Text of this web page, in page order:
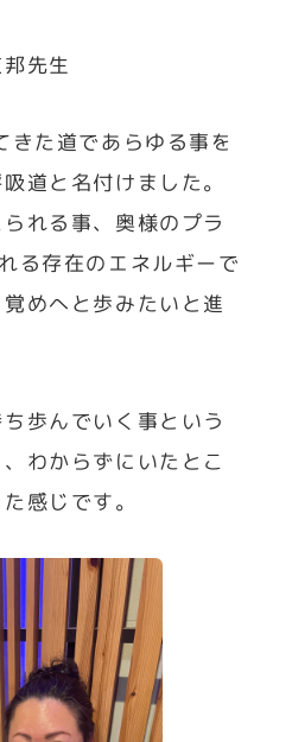
先生
た道であらゆる事を
道と名付けました。
れる事、奥様のプラ
る存在のエネルギーで
めへと歩みたいと進
歩んでいく事という
わからずにいたとこ
感じです。